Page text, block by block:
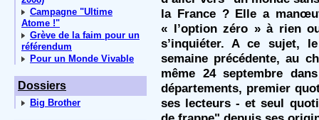
Campagne "Ultime
Atome !"
Grève de la faim pour un
référendum
Pour un Monde Vivable
Dossiers
Big Brother
la France ? Elle a
« l’option zéro » à rien
s’inquiéter. A ce sujet,
semaine précédente, au
même 24 septembre
départements, premier
ses lecteurs - et seul